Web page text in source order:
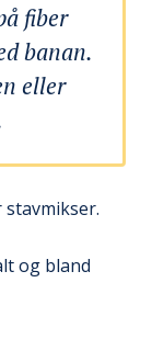
fiber
banan.
eller
og bland